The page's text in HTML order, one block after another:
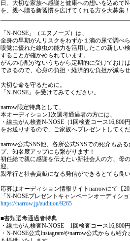
日、大切な家族へ感謝と健康への想いを込めて
を、親へ贈る新習慣を広げてくれる方を大募集！
「N-NOSE」（エヌノーズ）は、
全身の早期がんリスクをわずか１滴の尿で調べ
嗅覚に優れた線虫の能力を活用したこの新しい
することが確かめられています。
がんの心配がないうちから定期的に受けておけ
できるので、心身の負担・経済的な負担が減らせ
大切な命を守るために。
「N-NOSE」を受けてみてください。
narrow限定特典として、
本オーディション1次選考通過者の方には、
・線虫がん検査N-NOSE（1回検査コース16,800円
をお送りするので、ご家族へプレゼントしてくだ
narrow公式SNS他、各所公式SNSでの紹介もあ
プ、知名度アップにも繋がります！
初任給で親に感謝を伝えたい新社会人の方、母
迎。
親孝行と社会貢献になる発信ができるとても良
応募はオーディション情報サイトnarrowにて【
「N-NOSEプレゼントキャンペーンオーディシ
https://narrow.jp/audition/9265
■書類選考通過者特典
・線虫がん検査N-NOSE 1回検査コース16,800円
・N-NOSE公式Instagramやnarrow公式からも紹